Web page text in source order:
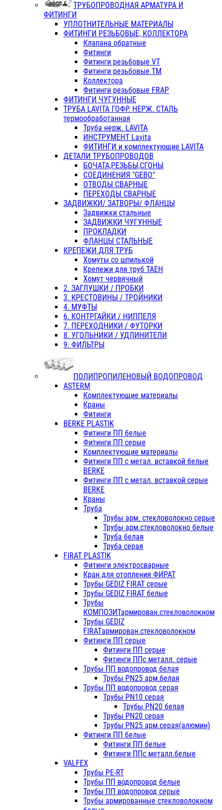
ТРУБОПРОВОДНАЯ АРМАТУРА И
ФИТИНГИ
УПЛОТНИТЕЛЬНЫЕ МАТЕРИАЛЫ
ФИТИНГИ РЕЗЬБОВЫЕ, КОЛЛЕКТОРА
Клапана обратные
Фитинги
Фитинги резьбовые VT
Фитинги резьбовые ТМ
Коллектора
Фитинги резьбовые FRAP
ФИТИНГИ ЧУГУННЫЕ
ТРУБА LAVITA ГОФР. НЕРЖ. СТАЛЬ
термообработанная
Труба нерж. LAVITA
ИНСТРУМЕНТ Lavita
ФИТИНГИ и комплектующие LAVITA
ДЕТАЛИ ТРУБОПРОВОДОВ
БОЧАТА,РЕЗЬБЫ,СГОНЫ
СОЕДИНЕНИЯ "GEBO"
ОТВОДЫ СВАРНЫЕ
ПЕРЕХОДЫ СВАРНЫЕ
ЗАДВИЖКИ/ ЗАТВОРЫ/ ФЛАНЦЫ
Задвижки стальные
ЗАДВИЖКИ ЧУГУННЫЕ
ПРОКЛАДКИ
ФЛАНЦЫ СТАЛЬНЫЕ
КРЕПЕЖИ ДЛЯ ТРУБ
Хомуты со шпилькой
Крепежи для труб ТАЕН
Хомут червячный
2. ЗАГЛУШКИ / ПРОБКИ
3. КРЕСТОВИНЫ / ТРОЙНИКИ
4. МУФТЫ
6. КОНТРГАЙКИ / НИППЕЛЯ
7. ПЕРЕХОДНИКИ / ФУТОРКИ
8. УГОЛЬНИКИ / УДЛИНИТЕЛИ
9. ФИЛЬТРЫ
ПОЛИПРОПИЛЕНОВЫЙ ВОДОПРОВОД
ASTERM
Комплектующие материалы
Краны
Фитинги
BERKE PLASTIK
Фитинги ПП белые
Фитинги ПП серые
Комплектующие материалы
Фитинги ПП с метал. вставкой белые
BERKE
Фитинги ПП с метал. вставкой серые
BERKE
Краны
Труба
Трубы арм. стекловолокно серые
Трубы арм.стекловолокно белые
Труба белая
Труба серая
FIRAT PLASTIK
Фитинги электросварные
Кран для отопления ФИРАТ
Трубы GEDIZ FIRAT серые
Трубы GEDIZ FIRAT белые
Трубы
КОМПОЗИТармирован.стекловолокном
Трубы GEDIZ
FIRATармирован.стекловолокном
Фитинги ПП серые
Фитинги ПП серые
Фитинги ППс металл. серые
Трубы ПП водопровод белая
Трубы PN25 арм.белая
Трубы ПП водопровод серая
Трубы PN10 серая
Трубы PN20 белая
Трубы PN20 серая
Трубы PN25 арм.серая(алюмин)
Фитинги ПП белые
Фитинги ПП белые
Фитинги ППс металл.белые
VALFEX
Трубы PE-RT
Трубы ПП водопровод белые
Трубы ПП водопровод серые
Трубы армированные стекловолокном